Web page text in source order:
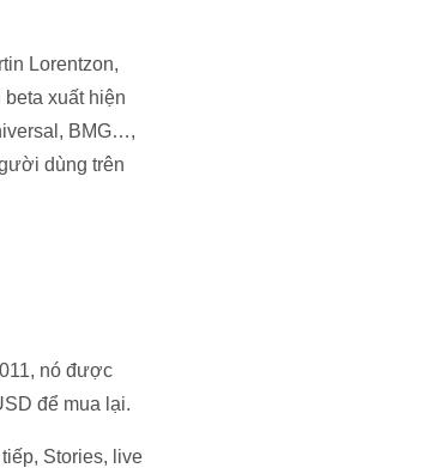
Lorentzon,
xuất hiện
BMG…,
dùng trên
nó được
để mua lại.
Stories, live